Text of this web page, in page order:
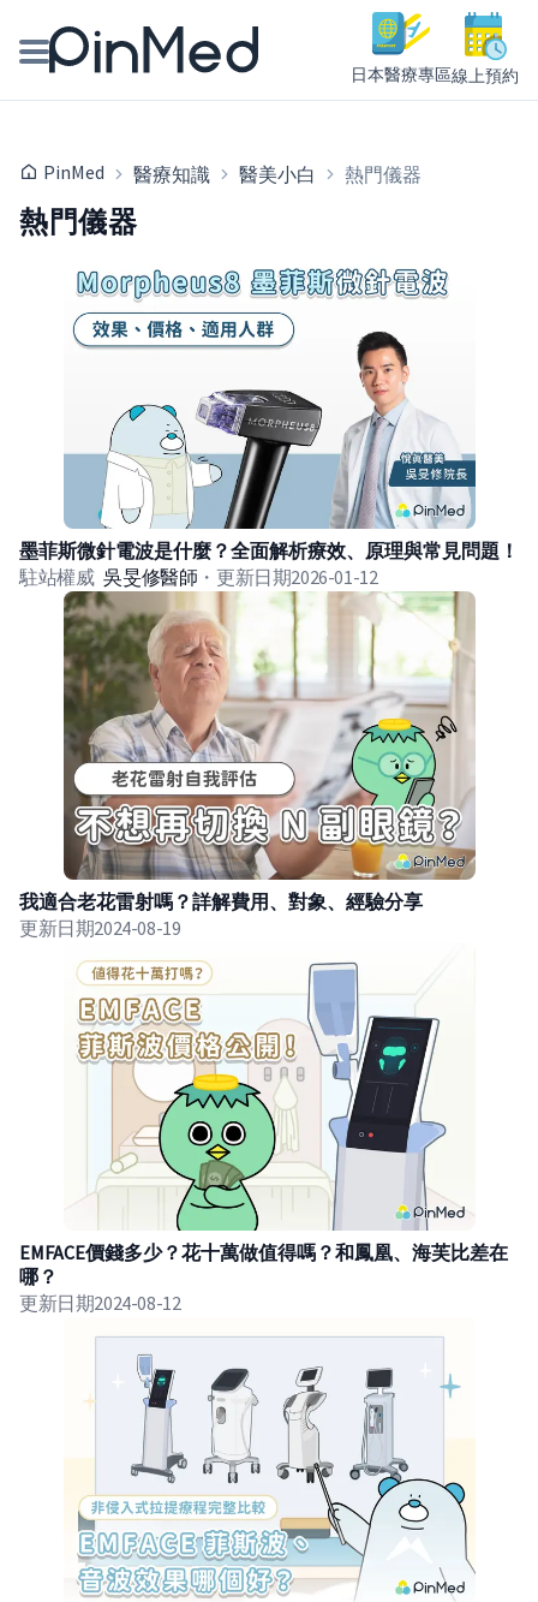
日本醫療專區線上預約
我是醫療人員
PinMed 醫療知識 醫美小白 熱門儀器
熱門儀器
墨菲斯微針電波是什麼？全面解析療效、原理與常見問題！
駐站權威 吳旻修醫師 ・更新日期2026-01-12
我適合老花雷射嗎？​​詳解費用、對象、經驗分享
更新日期2024-08-19
EMFACE價錢多少？花十萬做值得嗎？和鳳凰、海芙比差在
哪？
更新日期2024-08-12